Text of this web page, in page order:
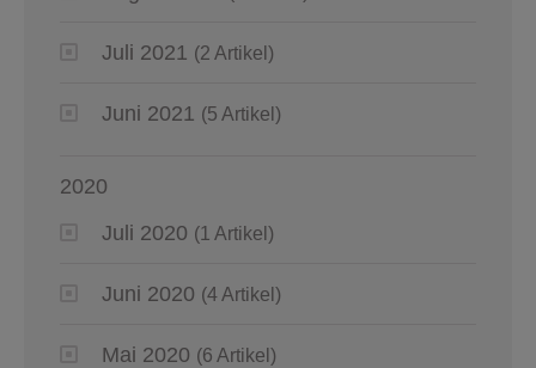
Juli 2021 (2 Artikel)
Juni 2021 (5 Artikel)
2020
Juli 2020 (1 Artikel)
Juni 2020 (4 Artikel)
Mai 2020 (6 Artikel)